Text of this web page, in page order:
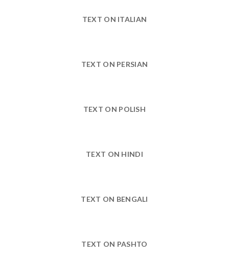
TEXT ON ITALIAN
TEXT ON PERSIAN
TEXT ON POLISH
TEXT ON HINDI
TEXT ON BENGALI
TEXT ON PASHTO